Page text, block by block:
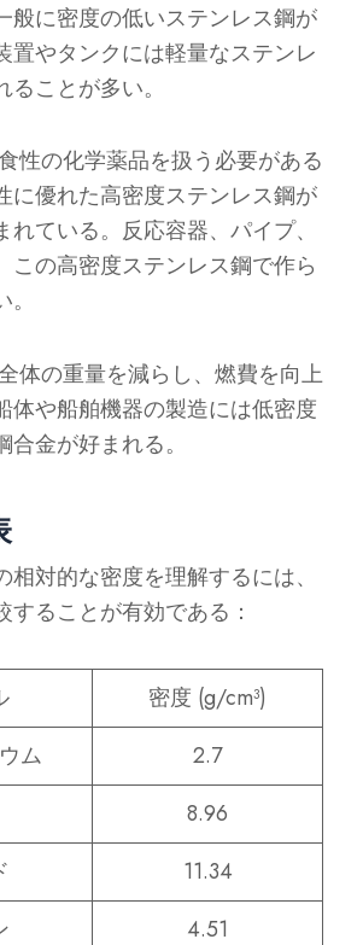
般に密度の低いステンレス鋼が
置やタンクには軽量なステンレ
ことが多い。
性の化学薬品を扱う必要がある
に優れた高密度ステンレス鋼が
れている。反応容器、パイプ、
この高密度ステンレス鋼で作ら
体の重量を減らし、燃費を向上
体や船舶機器の製造には低密度
金が好まれる。
相対的な密度を理解するには、
することが有効である：
密度 (g/cm³)
ム
2.7
8.96
11.34
4.51